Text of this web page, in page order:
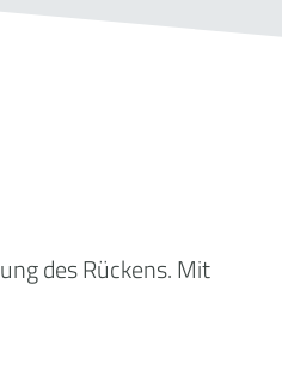
des Rückens. Mit